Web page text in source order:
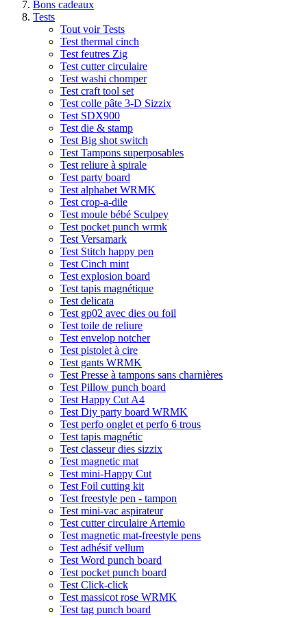
Bons cadeaux
Tests
Tout voir Tests
Test thermal cinch
Test feutres Zig
Test cutter circulaire
Test washi chomper
Test craft tool set
Test colle pâte 3-D Sizzix
Test SDX900
Test die & stamp
Test Big shot switch
Test Tampons superposables
Test reliure à spirale
Test party board
Test alphabet WRMK
Test crop-a-dile
Test moule bébé Sculpey
Test pocket punch wrmk
Test Versamark
Test Stitch happy pen
Test Cinch mint
Test explosion board
Test tapis magnétique
Test delicata
Test gp02 avec dies ou foil
Test toile de reliure
Test envelop notcher
Test pistolet à cire
Test gants WRMK
Test Presse à tampons sans charnières
Test Pillow punch board
Test Happy Cut A4
Test Diy party board WRMK
Test perfo onglet et perfo 6 trous
Test tapis magnétic
Test classeur dies sizzix
Test magnetic mat
Test mini-Happy Cut
Test Foil cutting kit
Test freestyle pen - tampon
Test mini-vac aspirateur
Test cutter circulaire Artemio
Test magnetic mat-freestyle pens
Test adhésif vellum
Test Word punch board
Test pocket punch board
Test Click-click
Test massicot rose WRMK
Test tag punch board